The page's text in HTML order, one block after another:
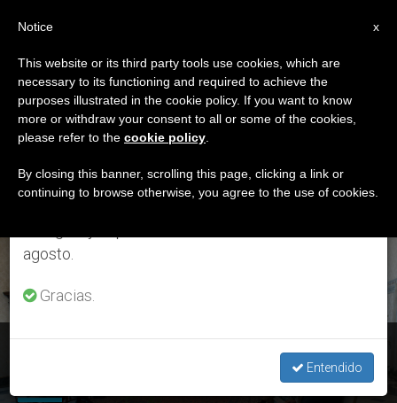
ETIQUETA
Posts Tagged ‘Juliette
Binoche’
ÚLTIMAS NOTICIAS
×
Aviso importante
Del 27 de julio al 7 de agosto haremos la pausa
anual, aprovechando que en el periodo de verano
se generan menos informaciones y también el
agosto.
Gracias.
Entendido
x
Notice
This website or its third party tools use cookies, which are
necessary to its functioning and required to achieve the
purposes illustrated in the cookie policy. If you want to know
more or withdraw your consent to all or some of the cookies,
please refer to the cookie policy
By closing this banner, scrolling this page, clicking a link or
continuing to browse otherwise, you agree to the use of cookies.